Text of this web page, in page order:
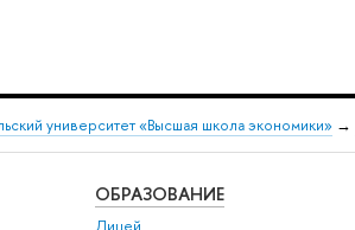
университет «Высшая школа экономики» →
ОБРАЗОВАНИЕ